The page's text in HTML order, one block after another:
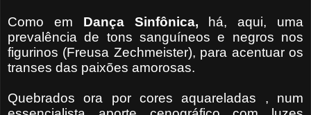
Como em Dança Sinfônica,
há, aqui, uma
prevalência de tons sanguíneos e negros nos
figurinos (Freusa Zechmeister), para acentuar os
transes das paixões amorosas.
Quebrados ora por cores aquareladas , num